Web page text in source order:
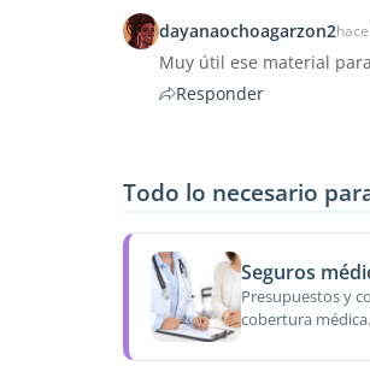
dayanaochoagarzon2
Muy útil ese material
Responder
Todo lo necesario
Seguros
Presupuestos y
cobertura médica.